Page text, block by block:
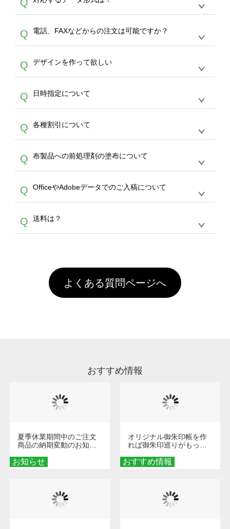
生産にて承っております。デザインツールから
デザインの作成から決済まで完了できます。
30枚以上やシルク印刷など、大口注文の場合
は、サポートが担当するエコバッグコンシェル
やタンブラーコンシェルをご利用ください。製
作する数量が多ければ多いほど、オンデマンド
サービスよりも低価格で製作することが可能で
す。
Q
A
ドできるデータ形式は、JPG / PNG / AI / PSD /
PDF 形式になります。データの最大サイズ
写真などもアップロード可能です。使用できな
い画像はエラーになります。（※ Illustratorか
らの直接入稿には対応していません。AIで保存
し、デザインツールからアップロードして下さ
い）
Q 電話、FAXなどからの注文は可能ですか？
A
文のみ受け付けております。30個以上のご製
作をお考えの方は、サポートが担当するエコバ
スをご利用頂ければ、電話やFAX、メールなど
でご注文が可能です。
Q デザインを作って欲しい
A
を作って欲しい。などの場合は、製作数量が
30個以上であれば、サポート担当が、デザイ
バッグコンシェル
サー
ビスをご利用ください。(※ 30個以下の場合
は、デザインツールをご利用ください)
Q 日時指定について
A
ん。発送後18時以降に配送業者・伝票番号を
メールでお知らせいたしますので、直接配送業
者にご連絡いただき調整をお願い致します。
Q 各種割引について
A
カート内で自動的に割引(最大50%)が適用され
ます。 【付与ポイント】購入金額の1％が1ポ
イントとして付与され、次回ご注文時に1ポイ
ント＝1円としてお使いいただけます。ポイン
トは発送完了の翌日に付与され、次回ご注文時
からご利用頂けます。ポイントの有効期限は一
年間です。【会員ランク】過去10カ月のご注
文回数により会員ランク割引(最大5%)が適用
頂いても、ログインがされていなければ、ラン
クにカウントがされません。
Q 布製品への前処理剤の塗布について
A
意点（前処理剤）】カラー生地（Tシャツのホ
ワイト、トートバッグのナチュラル、ホワイト
といって、プリントを定着させるための処理剤
を塗布しており、短納期・低価格で商品をお届
害な性質で、水洗いで落とすことが可能です。
お手数ですが、お客様ご自身にて着用前に落と
していただけますようお願いいたします。※1
通常注文・直送機能でのご注文に関わらず、前
Q OfficeやAdobeデータでのご入稿について
A
ません。いずれのデータも該当デザインのみ画
像(JPEG,PNG,GIF,PDF)に変換、またはAdobe
Q 送料は？
引」などによるお値引きで4,000円未満になる
場合は送料がかかりますので、ご注意くださ
い。
よくある質問ページへ
おすすめ情報
お知らせ
夏季休業期間中のご注文
商品の納期変動のお知ら
おすすめ情報
オリジナル御朱印帳を作
れば御朱印巡りがもっと
ダーメイドする魅力と選
び方